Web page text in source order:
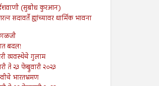
(सुबोध कुरआन)
सदावर्ते ह्यांच्यावर धार्मिक भावना
बदल!
व्यवस्थेचे गुलाम
ते २३ फेब्रुवारी २०२३
भारतभ्रमण